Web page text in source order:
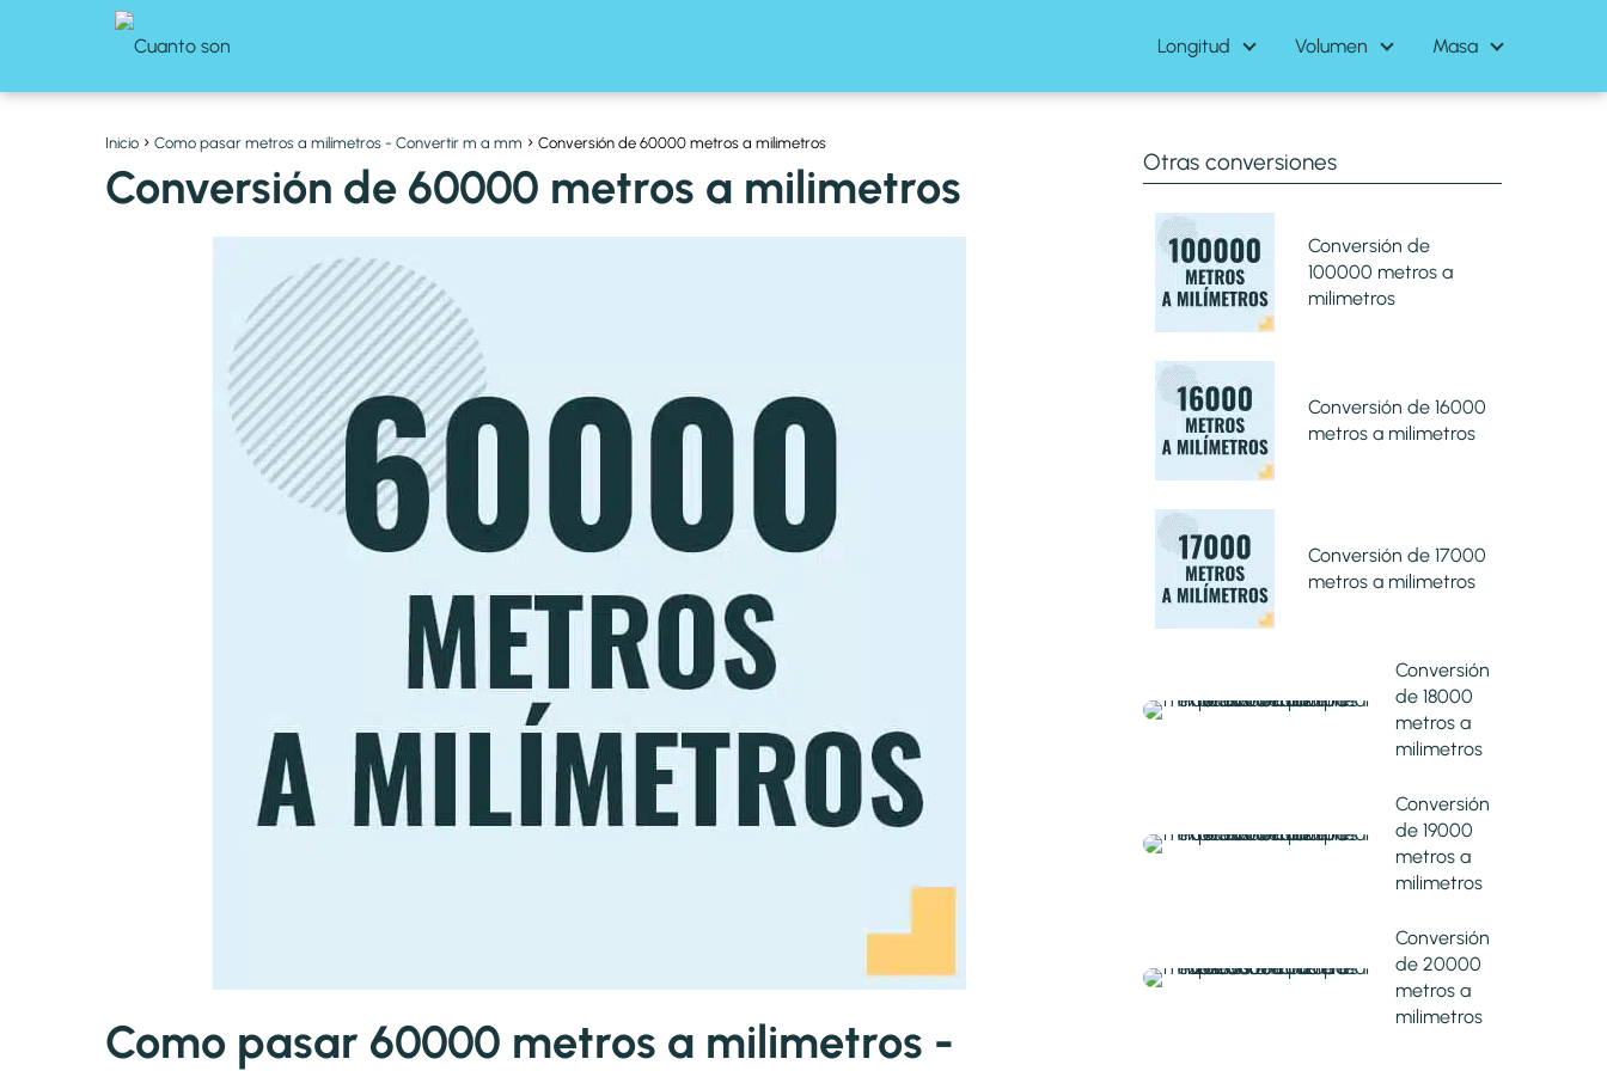
Longitud Volumen Masa
Inicio Como pasar metros a milímetros - Convertir m a mm Conversión de 60000 metros a milimetros
Conversión de 60000 metros a milimetros
Como pasar 60000 metros a milimetros -
Otras conversiones
Conversión de
100000 metros a
milimetros
Conversión de 16000
metros a milimetros
Conversión de 17000
metros a milimetros
Conversión
de 18000
metros a
milimetros
Conversión
de 19000
metros a
milimetros
Conversión
de 20000
metros a
milimetros